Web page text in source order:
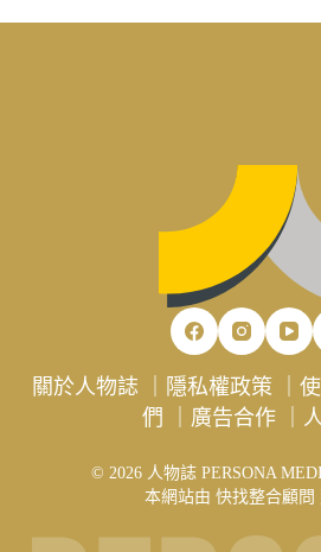
關於人物誌 隱私權政策 ｜
們
廣告合作｜
© 2026 人物誌 PERSONA
本網站由 快找整合顧問